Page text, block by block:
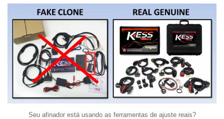
Seu afinador está usando as ferramentas de ajuste reais?